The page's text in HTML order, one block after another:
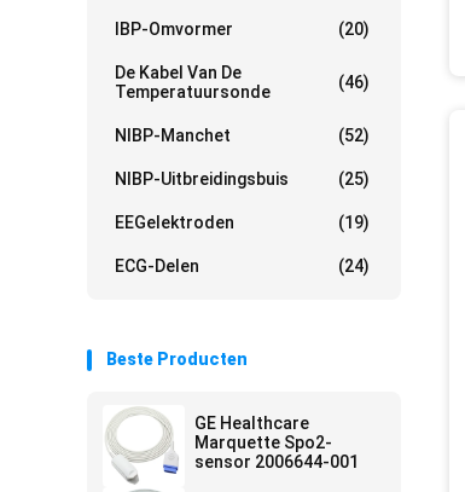
IBP-Omvormer (20)
De Kabel Van De
Temperatuursonde
(46)
NIBP-Manchet (52)
NIBP-Uitbreidingsbuis (25)
EEGelektroden (19)
ECG-Delen (24)
Beste Producten
GE Healthcare
Marquette Spo2-
sensor 2006644-001